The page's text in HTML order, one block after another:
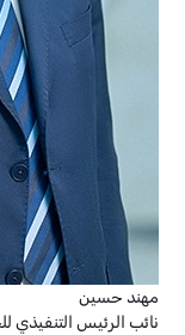
مهند حسين
نائب الرئيس التنفيذي